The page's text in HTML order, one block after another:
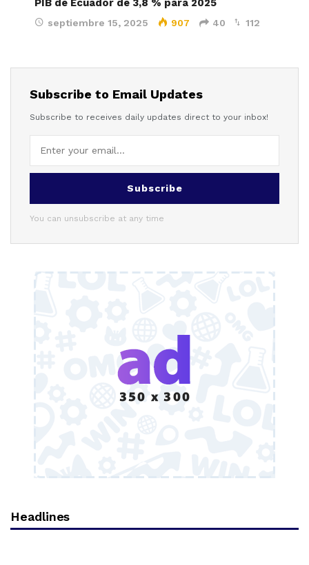
PIB de Ecuador de 3,8 % para 2025
septiembre 15, 2025 907 40 112
Subscribe to Email Updates
Subscribe to receives daily updates direct to your inbox!
Subscribe
You can unsubscribe at any time
Headlines